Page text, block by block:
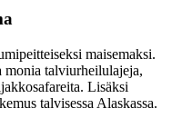
maisemaksi.
monia talviurheilulajeja,
Lisäksi
talvisessa Alaskassa.